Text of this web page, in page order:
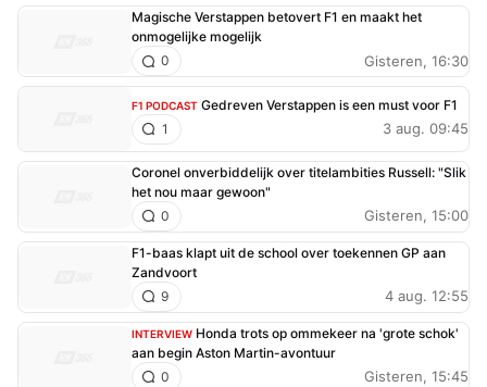
Magische Verstappen betovert F1 en maakt het
onmogelijke mogelijk
Gisteren, 16:30
0
F1 PODCAST Gedreven Verstappen is een must voor F1
3 aug. 09:45
1
Coronel onverbiddelijk over titelambities Russell: "Slik
het nou maar gewoon"
Gisteren, 15:00
0
F1-baas klapt uit de school over toekennen GP aan
Zandvoort
4 aug. 12:55
9
INTERVIEW Honda trots op ommekeer na 'grote schok'
aan begin Aston Martin-avontuur
Gisteren, 15:45
0